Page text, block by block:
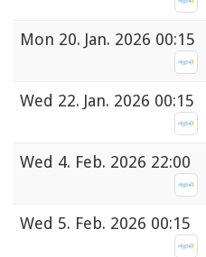
Mon 20. Jan. 2026 00:15
Wed 22. Jan. 2026 00:15
Wed 4. Feb. 2026 22:00
Wed 5. Feb. 2026 00:15